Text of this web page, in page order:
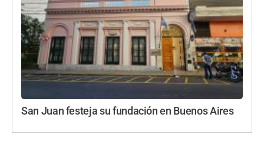
San Juan festeja su fundación en Buenos Aires